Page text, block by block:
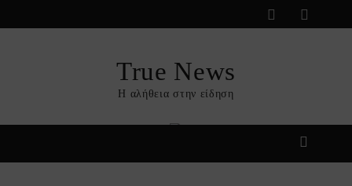
to
True News
Η αλήθεια στην είδηση